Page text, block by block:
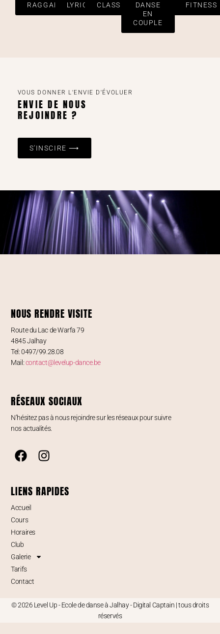
RAGGAETONLYRICAL CLASSIQUEDANSE
EN
COUPLE
FITNESS
VOUS DONNER L'ENVIE D'ÉVOLUER
ENVIE DE NOUS
REJOINDRE ?
S'INSCIRE ⟶
NOUS RENDRE VISITE
Route du Lac de Warfa 79
4845 Jalhay
Tel: 0497/99.28.08
Mail:contact@levelup-dance.be
RÉSEAUX SOCIAUX
N’hésitez pas à nous rejoindre sur les réseaux pour suivre
nos actualités.
LIENS RAPIDES
Accueil
Cours
Horaires
Club
Galerie
Tarifs
Contact
© 2026 Level Up - Ecole de danse à Jalhay -Digital Captain | tous droits
réservés